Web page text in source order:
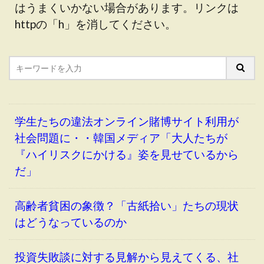
はうまくいかない場合があります。リンクは
httpの「h」を消してください。
学生たちの違法オンライン賭博サイト利用が
社会問題に・・韓国メディア「大人たちが
『ハイリスクにかける』姿を見せているから
だ」
高齢者貧困の象徴？「古紙拾い」たちの現状
はどうなっているのか
投資失敗談に対する見解から見えてくる、社